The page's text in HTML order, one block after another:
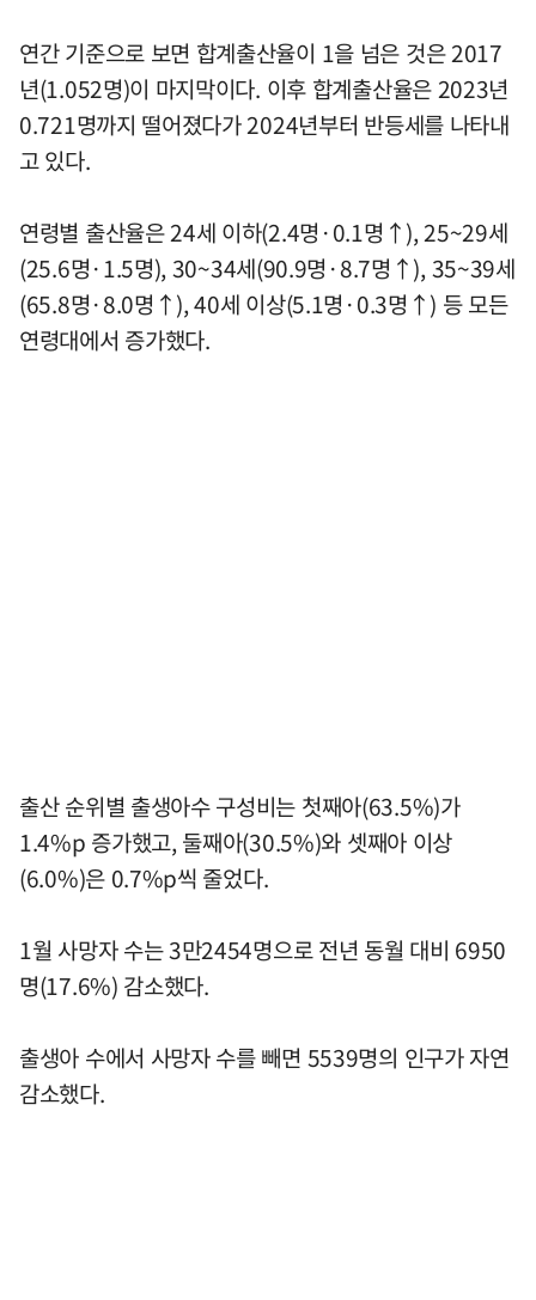
연간 기준으로 보면 합계출산율이 1을 넘은 것은 2017
년(1.052명)이 마지막이다. 이후 합계출산율은 2023년
0.721명까지 떨어졌다가 2024년부터 반등세를 나타내
고 있다.
연령별 출산율은 24세 이하(2.4명·0.1명↑), 25~29세
(25.6명·1.5명), 30~34세(90.9명·8.7명↑), 35~39세
(65.8명·8.0명↑), 40세 이상(5.1명·0.3명↑) 등 모든
연령대에서 증가했다.
출산 순위별 출생아수 구성비는 첫째아(63.5%)가
1.4%p 증가했고, 둘째아(30.5%)와 셋째아 이상
(6.0%)은 0.7%p씩 줄었다.
1월 사망자 수는 3만2454명으로 전년 동월 대비 6950
명(17.6%) 감소했다.
출생아 수에서 사망자 수를 빼면 5539명의 인구가 자연
감소했다.